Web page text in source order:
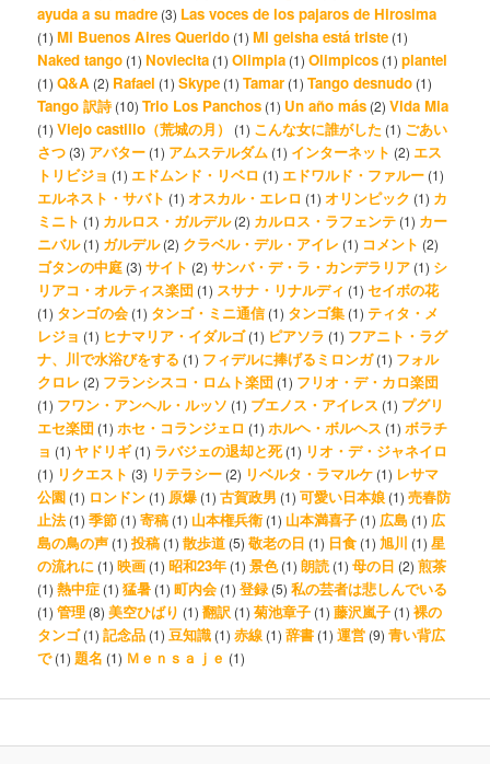
ayuda a su madre (3) Las voces de los pajaros de Hirosima
(1)Mi Buenos Aires Querido (1)Mi geisha está triste (1)
Naked tango (1)Noviecita (1)Olimpia (1)Olimpicos (1)plantel
(1)Q&A (2) Rafael (1)Skype (1)Tamar (1)Tango desnudo (1)
Tango 訳詩 (10)Trio Los Panchos (1) Un año más (2)Vida Mia
(1)Viejo castillo（荒城の月） (1) こんな女に誰がした (1) ごあい
さつ (3) アバター (1) アムステルダム (1) インターネット (2) エス
トリビジョ (1) エドムンド・リベロ (1) エドワルド・ファルー (1)
エルネスト・サバト (1)オスカル・エレロ (1)オリンピック (1) カ
ミニト (1) カルロス・ガルデル(2) カルロス・ラフェンテ (1) カー
ニバル(1) ガルデル(2) クラベル・デル・アイレ (1) コメント (2)
ゴタンの中庭 (3)サイト (2)サンバ・デ・ラ・カンデラリア (1) シ
リアコ・オルティス楽団 (1) スサナ・リナルディ (1)セイボの花
(1) タンゴの会 (1) タンゴ・ミニ通信(1) タンゴ集 (1)ティタ・メ
レジョ (1) ヒナマリア・イダルゴ(1) ピアソラ (1) フアニト・ラグ
ナ、川で水浴びをする (1) フィデルに捧げるミロンガ(1) フォル
クロレ (2) フランシスコ・ロムト楽団 (1) フリオ・デ・カロ楽団
(1) フワン・アンヘル・ルッソ (1) ブエノス・アイレス (1) プグリ
エセ楽団 (1)ホセ・コランジェロ (1)ホルヘ・ボルヘス (1) ボラチ
ョ (1) ヤドリギ(1) ラバジェの退却と死(1) リオ・デ・ジャネイロ
(1) リクエスト (3) リテラシー (2) リベルタ・ラマルケ (1) レサマ
公園 (1) ロンドン (1) 原爆 (1)古賀政男 (1)可愛い日本娘 (1)売春防
止法(1)季節 (1)寄稿 (1) 山本権兵衛 (1) 山本満喜子 (1) 広島 (1) 広
島の鳥の声 (1)投稿 (1)散歩道 (5)敬老の日 (1) 日食 (1)旭川 (1)星
の流れに (1)映画 (1)昭和23年 (1)景色(1)朗読 (1)母の日 (2)煎茶
(1)熱中症 (1)猛暑 (1)町内会 (1)登録(5)私の芸者は悲しんでいる
(1)管理 (8)美空ひばり (1)翻訳 (1)菊池章子 (1)藤沢嵐子 (1)裸の
タンゴ(1)記念品 (1) 豆知識 (1)赤線 (1)辞書 (1)運営 (9)青い背広
で(1) 題名 (1) Ｍｅｎｓａｊｅ (1)